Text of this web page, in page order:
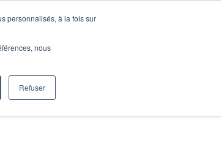
personnalisés, à la fois sur
nous
Refuser
Je découvre les ateliers